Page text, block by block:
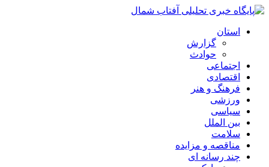
استان
گزارش
حوادث
اجتماعی
اقتصادی
فرهنگ و هنر
ورزشی
سیاسی
بین الملل
سلامت
مناقصه و مزایده
چند رسانه ای